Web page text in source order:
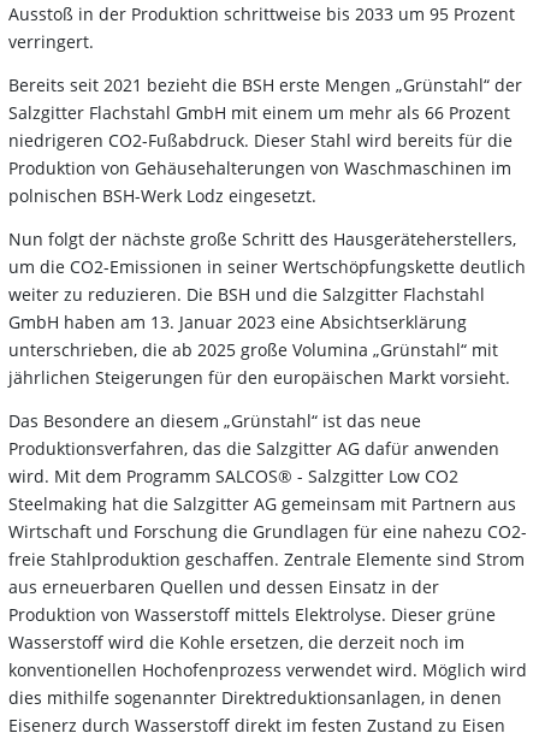
Ausstoß in der Produktion schrittweise bis 2033 um 95 Prozent
verringert.
Bereits seit 2021 bezieht die BSH erste Mengen „Grünstahl“ der
Salzgitter Flachstahl GmbH mit einem um mehr als 66 Prozent
niedrigeren CO2-Fußabdruck. Dieser Stahl wird bereits für die
Produktion von Gehäusehalterungen von Waschmaschinen im
polnischen BSH-Werk Lodz eingesetzt.
Nun folgt der nächste große Schritt des Hausgeräteherstellers,
um die CO2-Emissionen in seiner Wertschöpfungskette deutlich
weiter zu reduzieren. Die BSH und die Salzgitter Flachstahl
GmbH haben am 13. Januar 2023 eine Absichtserklärung
unterschrieben, die ab 2025 große Volumina „Grünstahl“ mit
jährlichen Steigerungen für den europäischen Markt vorsieht.
Das Besondere an diesem „Grünstahl“ ist das neue
Produktionsverfahren, das die Salzgitter AG dafür anwenden
wird. Mit dem Programm SALCOS® - Salzgitter Low CO2
Steelmaking hat die Salzgitter AG gemeinsam mit Partnern aus
Wirtschaft und Forschung die Grundlagen für eine nahezu CO2-
freie Stahlproduktion geschaffen. Zentrale Elemente sind Strom
aus erneuerbaren Quellen und dessen Einsatz in der
Produktion von Wasserstoff mittels Elektrolyse. Dieser grüne
Wasserstoff wird die Kohle ersetzen, die derzeit noch im
konventionellen Hochofenprozess verwendet wird. Möglich wird
dies mithilfe sogenannter Direktreduktionsanlagen, in denen
Eisenerz durch Wasserstoff direkt im festen Zustand zu Eisen